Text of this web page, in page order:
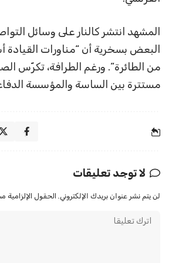
المشهد انتشر كالنار على وسائل
البعض بسخرية أن “مناورات
من الطائرة”. ورغم الطرافة، تكرّس
مستترة بين الساسة والمؤسسة
لا توجد تعليقات
لن يتم نشر عنوان بريدك الإلكتروني. الحقول الإلزامية